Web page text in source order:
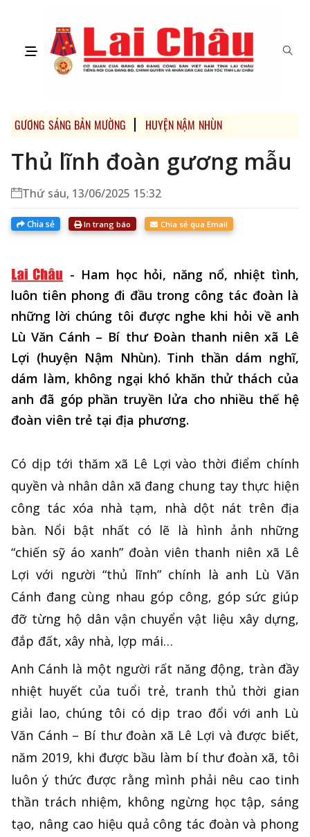
GƯƠNG SÁNG BẢN MƯỜNG HUYỆN NẬM NHÙN
Thủ lĩnh đoàn gương mẫu
Thứ sáu, 13/06/2025 15:32
Chia sẻ In trang báo Chia sẻ qua Email
- Ham học hỏi, năng nổ, nhiệt tình,
luôn tiên phong đi đầu trong công tác đoàn là
những lời chúng tôi được nghe khi hỏi về anh
Lù Văn Cánh – Bí thư Đoàn thanh niên xã Lê
Lợi (huyện Nậm Nhùn). Tinh thần dám nghĩ,
dám làm, không ngại khó khăn thử thách của
anh đã góp phần truyền lửa cho nhiều thế hệ
đoàn viên trẻ tại địa phương.
Có dịp tới thăm xã Lê Lợi vào thời điểm chính
quyền và nhân dân xã đang chung tay thực hiện
công tác xóa nhà tạm, nhà dột nát trên địa
bàn. Nổi bật nhất có lẽ là hình ảnh những
“chiến sỹ áo xanh” đoàn viên thanh niên xã Lê
Lợi với người “thủ lĩnh” chính là anh Lù Văn
Cánh đang cùng nhau góp công, góp sức giúp
đỡ từng hộ dân vận chuyển vật liệu xây dựng,
đắp đất, xây nhà, lợp mái…
Anh Cánh là một người rất năng động, tràn đầy
nhiệt huyết của tuổi trẻ, tranh thủ thời gian
giải lao, chúng tôi có dịp trao đổi với anh Lù
Văn Cánh – Bí thư đoàn xã Lê Lợi và được biết,
năm 2019, khi được bầu làm bí thư đoàn xã, tôi
luôn ý thức được rằng mình phải nêu cao tinh
thần trách nhiệm, không ngừng học tập, sáng
tạo, nâng cao hiệu quả công tác đoàn và phong